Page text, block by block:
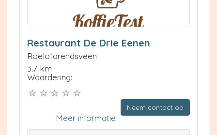
Restaurant De Drie Eenen
Roelofarendsveen
3.7 km
Waardering:
Neem contact op
Meer informatie